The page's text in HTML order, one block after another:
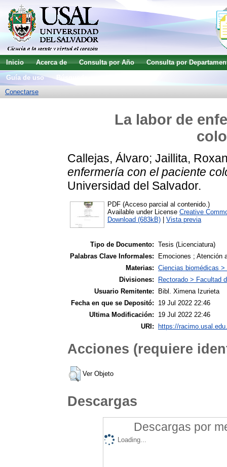
Inicio Acerca de Consulta por Año
Consulta por
Guía de uso
Conectarse
La labor de
Callejas, Álvaro; Jaillita,
enfermería con el paciente
Universidad del Salvador.
PDF (Acceso parcial al contenido.)
Available under License Creative
Download (683kB)
Vista previa
Tipo de Documento: Tesis (Licenciatura)
Palabras Clave Informales:
Emociones ; Atención
Materias: Ciencias biomédicas >
Divisiones:
Rectorado > Facultad
Usuario Remitente:
Bibl. Ximena Izurieta
Fecha en que se Depositó:
19 Jul 2022 22:46
Ultima Modificación:
19 Jul 2022 22:46
URI:
https://
Acciones (requiere
Ver Objeto
Descargas
Descargas por
Loading...